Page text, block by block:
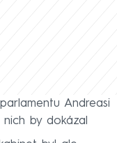
Andreasi
by dokázal